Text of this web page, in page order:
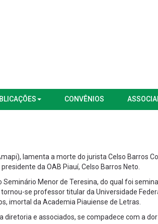
CONVÊNIOS
lamenta a morte do jurista Celso Barros
da OAB Piauí, Celso Barros Neto.
Menor de Teresina, do qual foi
se professor titular da Universidade
imortal da Academia Piauiense de Letras.
e associados, se compadece com a